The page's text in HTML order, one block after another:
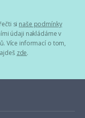
si naše podmínky
údaji nakládáme v
Více informací o tom,
zde.